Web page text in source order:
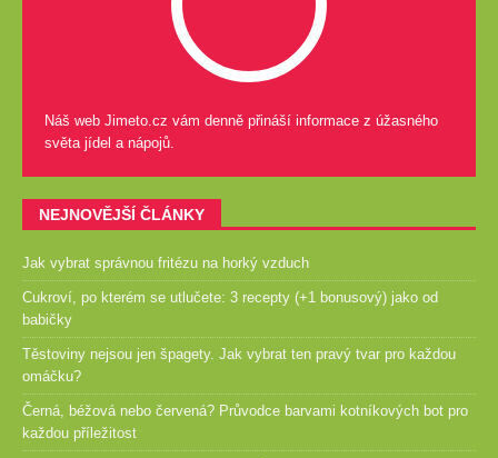
Náš web Jimeto.cz vám denně přináší informace z úžasného
světa jídel a nápojů.
NEJNOVĚJŠÍ ČLÁNKY
Jak vybrat správnou fritézu na horký vzduch
Cukroví, po kterém se utlučete: 3 recepty (+1 bonusový) jako od
babičky
Těstoviny nejsou jen špagety. Jak vybrat ten pravý tvar pro každou
omáčku?
Černá, béžová nebo červená? Průvodce barvami kotníkových bot pro
každou příležitost